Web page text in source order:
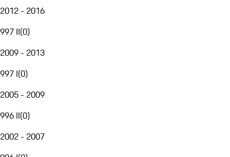
2012 - 2016
997 II(0)
2009 - 2013
997 I(0)
2005 - 2009
996 II(0)
2002 - 2007